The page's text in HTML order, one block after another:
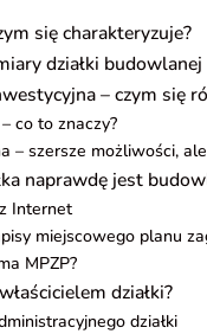
się charakteryzuje?
działki
– czym się
co to znaczy?
– szersze możliwości,
naprawdę jest
Internet
miejscowego planu
MPZP?
działki?
działki